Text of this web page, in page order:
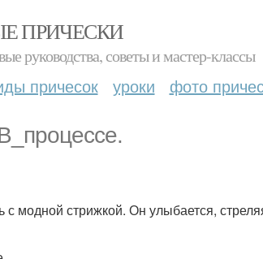
ПРИЧЕСКИ
руководства, советы и мастер-классы
причесок уроки фото
модной стрижкой. Он улыбается,